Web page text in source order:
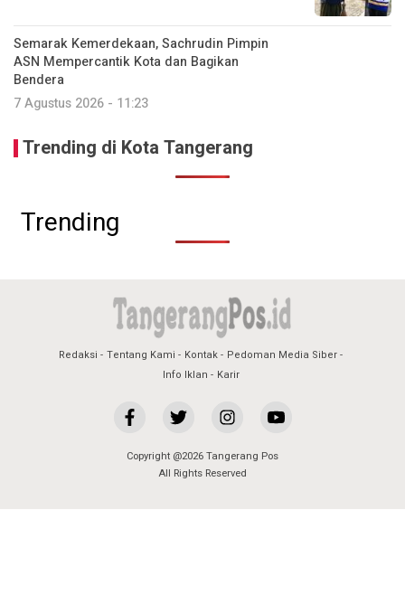
Semarak Kemerdekaan, Sachrudin Pimpin
ASN Mempercantik Kota dan Bagikan
Bendera
7 Agustus 2026 - 11:23
Trending di Kota Tangerang
Trending
Redaksi Tentang Kami Kontak
Pedoman Media Siber
Info Iklan
Karir
Copyright @2026 Tangerang Pos
All Rights Reserved